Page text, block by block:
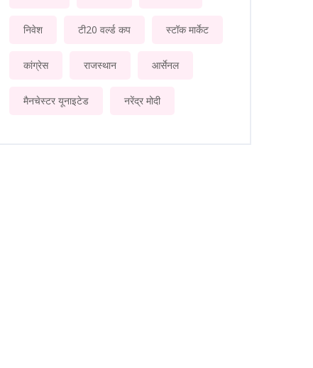
निवेश टी20 वर्ल्ड कप स्टॉक मार्केट
कांग्रेस राजस्थान आर्सेनल
मैनचेस्टर यूनाइटेड नरेंद्र मोदी